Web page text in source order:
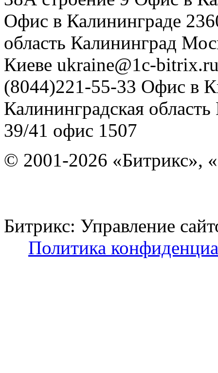
Офис в Калининграде
область Калининград
Киеве ukraine@1c-
(8044)221-55-33 Офис в
Калининградская область
39/41 офис 1507
© 2001-2026 «Битрикс»,
Битрикс: Управление
Политика